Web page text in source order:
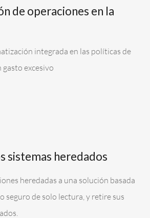
de operaciones en la
integrada en las políticas de
excesivo
sistemas heredados
heredadas a una solución basada
seguro de solo lectura, y retire sus